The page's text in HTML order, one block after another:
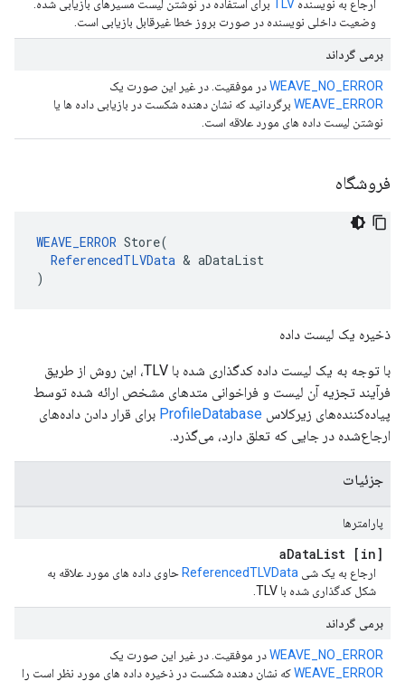
ارجاع به نویسنده TLV برای استفاده در نوشتن لیست مسیرهای بازیابی شده.
وضعیت داخلی نویسنده در صورت بروز خطا غیرقابل بازیابی است.
برمی گرداند
WEAVE_NO_ERRORدر موفقیت. در غیر این صورت یک
WEAVE_ERROR برگردانید که نشان دهنده شکست در بازیابی داده ها یا
نوشتن لیست داده های مورد علاقه است.
فروشگاه
WEAVE_ERROR Store(
ReferencedTLVData & aDataList
)
ذخیره یک لیست داده
با توجه به یک لیست داده کدگذاری شده با TLV، این روش از طریق
فرآیند تجزیه آن لیست و فراخوانی متدهای مشخص ارائه شده توسط
پیاده‌کننده‌های زیرکلاس ProfileDatabase برای قرار دادن داده‌های
ارجاع‌شده در جایی که تعلق دارد، می‌گذرد.
جزئیات
پارامترها
[in] a
DataList
ارجاع به یک شی ReferencedTLVData حاوی داده های مورد علاقه به
شکل کدگذاری شده با TLV.
برمی گرداند
WEAVE_NO_ERRORدر موفقیت. در غیر این صورت یک
WEAVE_ERRORکه نشان دهنده شکست در ذخیره داده های مورد نظر است را